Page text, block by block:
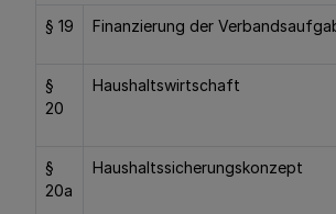
§ 19 Finanzierung der
§
20
Haushaltswirtschaft
§
20a
Haushaltssicherungskonzept